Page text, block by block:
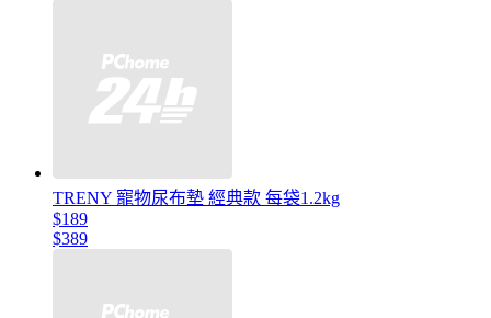
TRENY 寵物尿布墊 經典款 每袋1.2kg
$189
$389